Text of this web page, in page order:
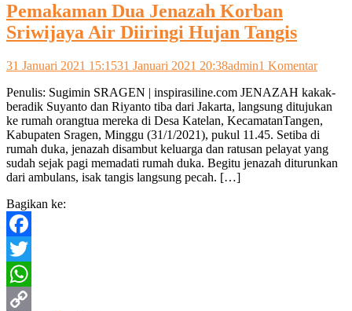
Pemakaman Dua Jenazah Korban
Sriwijaya Air Diiringi Hujan Tangis
31 Januari 2021 15:1531 Januari 2021 20:38admin1 Komentarpada
Dua
Air
Penulis: Sugimin SRAGEN | inspirasiline.com JENAZAH kakak-
beradik Suyanto dan Riyanto tiba dari Jakarta, langsung ditujukan
ke rumah orangtua mereka di Desa Katelan, KecamatanTangen,
Kabupaten Sragen, Minggu (31/1/2021), pukul 11.45. Setiba di
rumah duka, jenazah disambut keluarga dan ratusan pelayat yang
sudah sejak pagi memadati rumah duka. Begitu jenazah diturunkan
dari ambulans, isak tangis langsung pecah. […]
Bagikan ke:
Facebook
Twitter
WhatsApp